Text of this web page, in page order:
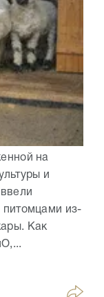
на
и
питомцами из-
Как